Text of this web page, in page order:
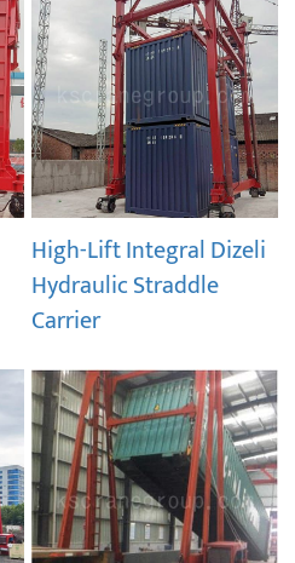
High-Lift Integral Dizeli
Hydraulic Straddle
Carrier